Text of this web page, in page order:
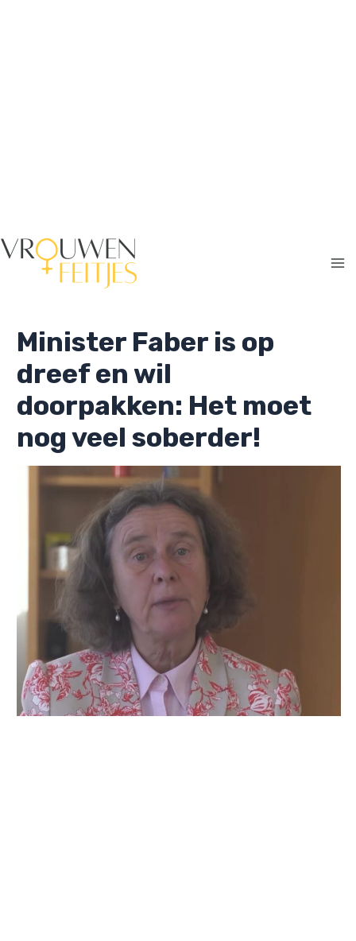
Minister Faber is op
dreef en wil
doorpakken: Het moet
nog veel soberder!